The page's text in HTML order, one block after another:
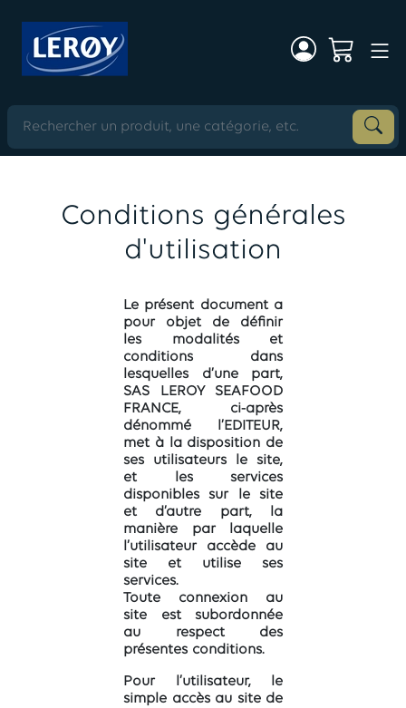
Conditions générales
d'utilisation
Le présent document a
pour objet de définir
les modalités et
conditions dans
lesquelles d’une part,
SAS LEROY SEAFOOD
FRANCE, ci-après
dénommé l’EDITEUR,
met à la disposition de
ses utilisateurs le site,
et les services
disponibles sur le site
et d’autre part, la
manière par laquelle
l’utilisateur accède au
site et utilise ses
services.
Toute connexion au
site est subordonnée
au respect des
présentes conditions.
Pour l’utilisateur, le
simple accès au site de